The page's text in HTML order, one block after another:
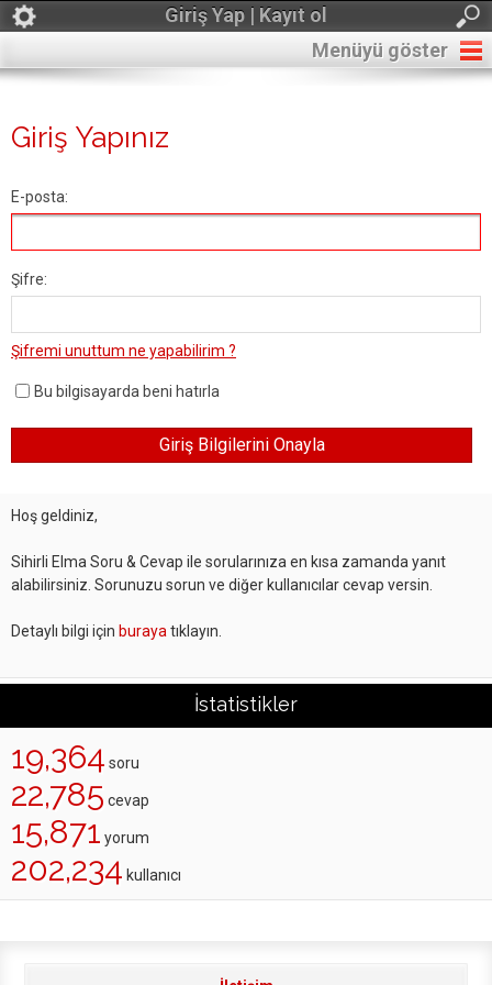
Giriş Yap | Kayıt ol
Menüyü göster
Giriş Yapınız
E-posta:
Şifre:
Şifremi unuttum ne yapabilirim ?
Bu bilgisayarda beni hatırla
Hoş geldiniz,
Sihirli Elma Soru & Cevap ile sorularınıza en kısa zamanda yanıt
alabilirsiniz. Sorunuzu sorun ve diğer kullanıcılar cevap versin.
Detaylı bilgi için buraya tıklayın.
İstatistikler
19,364 soru
22,785 cevap
15,871 yorum
202,234 kullanıcı